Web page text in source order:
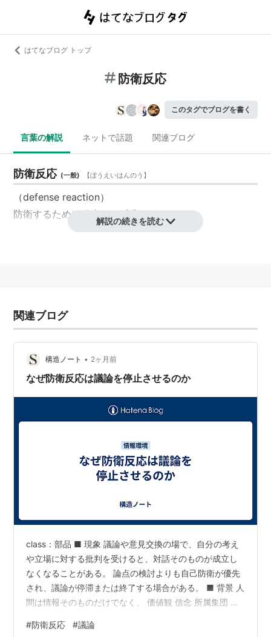
はてなブログ トップ
防衛反応
このタグでブログを書く
言葉の解説 ネットで話題 関連ブログ
防衛反応 (一般) 【ぼうえいはんのう 】
（defense reaction）
防衛するために発生する反応。
解説の続きを読む
関連ブログ
構造ノート • 2ヶ月前
なぜ防衛反応は議論を停止させるのか
class：部品 ■ 現象 議論や意見交換の場で、自分の考え
や立場に対する批判を受けると、対話そのものが成立し
なくなることがある。 論点の検討よりも自己防衛が優先
され、議論が停滞または終了する場合がある。 ■ 背景 人
間は情報そのものだけでなく、 価値観 信念 所属集団 自
反論であっても、本人には自己否定として認識される場
#防衛反応 #議論